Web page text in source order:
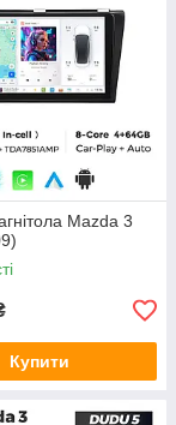
Mazda 3
Купити